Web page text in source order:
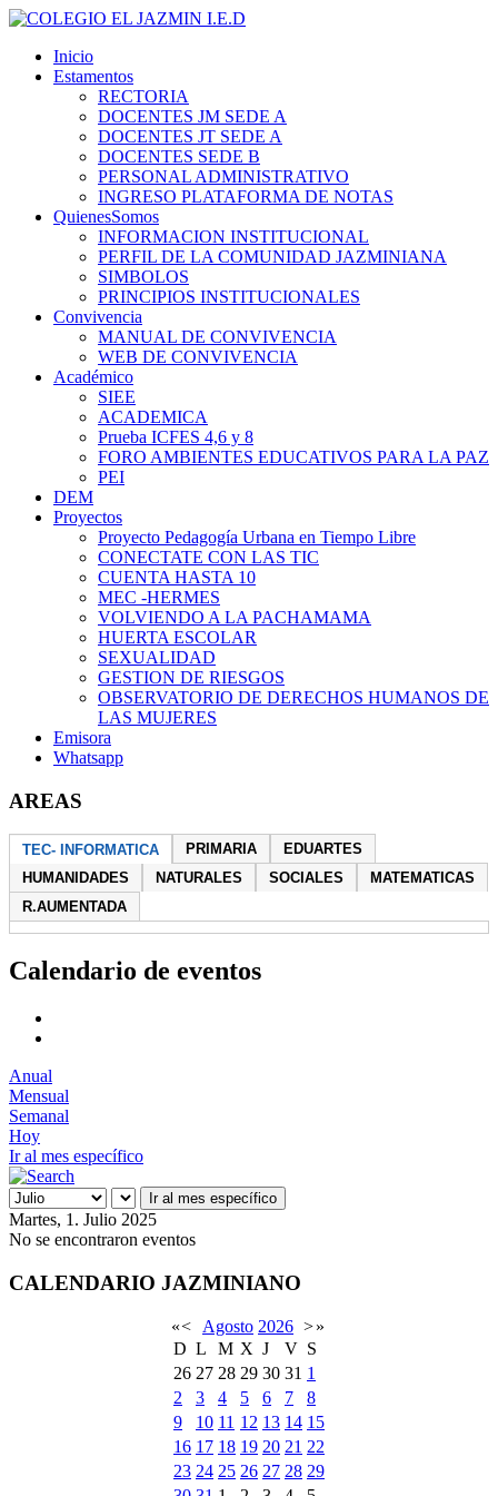
Inicio
Estamentos
RECTORIA
DOCENTES JM SEDE A
DOCENTES JT SEDE A
DOCENTES SEDE B
PERSONAL ADMINISTRATIVO
INGRESO PLATAFORMA DE NOTAS
QuienesSomos
INFORMACION INSTITUCIONAL
PERFIL DE LA COMUNIDAD JAZMINIANA
SIMBOLOS
PRINCIPIOS INSTITUCIONALES
Convivencia
MANUAL DE CONVIVENCIA
WEB DE CONVIVENCIA
Académico
SIEE
ACADEMICA
Prueba ICFES 4,6 y 8
FORO AMBIENTES EDUCATIVOS PARA LA PAZ
PEI
DEM
Proyectos
Proyecto Pedagogía Urbana en Tiempo Libre
CONECTATE CON LAS TIC
CUENTA HASTA 10
MEC -HERMES
VOLVIENDO A LA PACHAMAMA
HUERTA ESCOLAR
SEXUALIDAD
GESTION DE RIESGOS
OBSERVATORIO DE DERECHOS HUMANOS DE
LAS MUJERES
Emisora
Whatsapp
AREAS
TEC- INFORMATICA PRIMARIA
EDUARTES
HUMANIDADES
NATURALES SOCIALES
MATEMATICAS
R.AUMENTADA
Calendario de eventos
Anual
Mensual
Semanal
Hoy
Ir al mes específico
Ir al mes específico
Martes, 1. Julio 2025
No se encontraron eventos
CALENDARIO JAZMINIANO
«< Agosto 2026 >»
D L M X J V S
26 27 28 29 30 31 1
2
3 4 5 6 7
8
9
10 11 12 13 14 15
16 17 18 19 20 21 22
23 24 25 26 27 28 29